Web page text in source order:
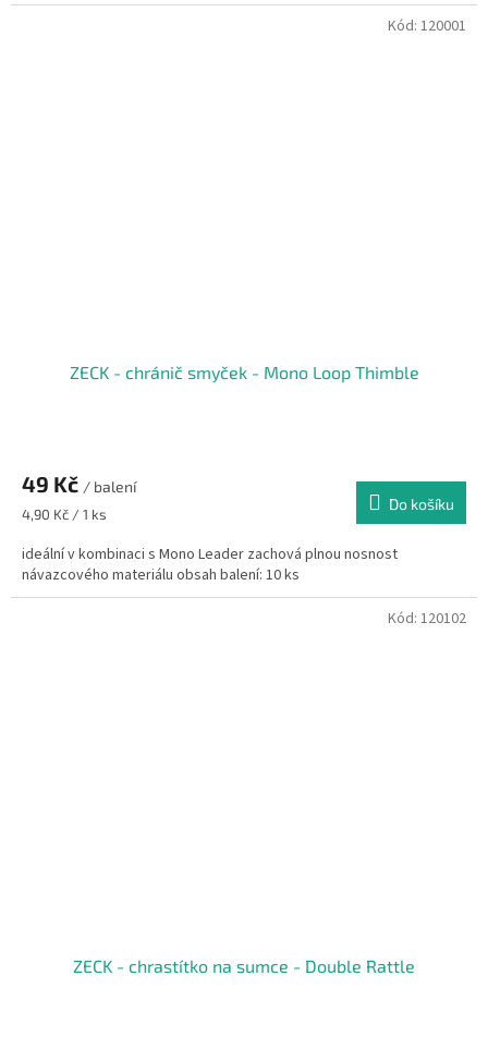
ZECK - chránič smyček - Mono Loop Thimble
49 Kč / balení
Měrná
4,90 Kč / 1 ks
Do košíku
ideální v kombinaci s Mono Leader zachová plnou nosnost
návazcového materiálu obsah balení: 10 ks
Kód: 120001
ZECK - chrastítko na sumce - Double Rattle
Kód: 120102